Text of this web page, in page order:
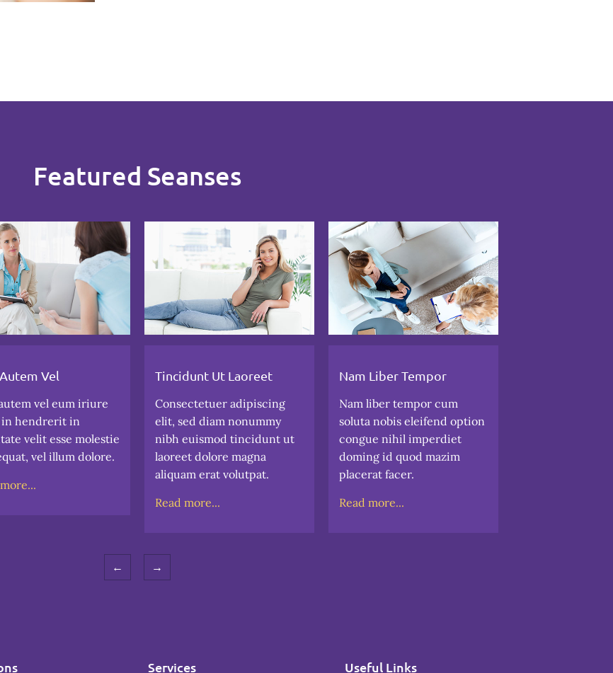
Featured Seanses
Vel
vel eum iriure
hendrerit in
velit esse molestie
vel illum dolore.
Tincidunt Ut Laoreet
Consectetuer adipiscing
elit, sed diam nonummy
nibh euismod tincidunt ut
laoreet dolore magna
aliquam erat volutpat.
Read more...
Nam Liber Tempor
Nam liber tempor cum
soluta nobis eleifend option
congue nihil imperdiet
doming id quod mazim
placerat facer.
Read more...
← →
Services Useful Links